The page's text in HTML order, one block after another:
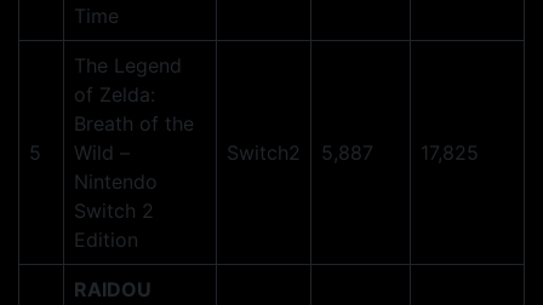
Time
5
The Legend
of Zelda:
Breath of the
Wild –
Nintendo
Switch 2
Edition
Switch2 5,887 17,825
RAIDOU